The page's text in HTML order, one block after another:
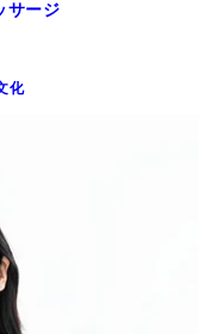
サージ
化